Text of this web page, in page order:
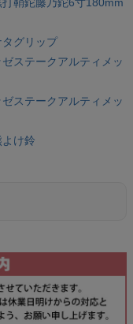
鞘鉈藤乃鉈6寸180mm
グリップ
ステークアルティメッ
ステークアルティメッ
け鈴